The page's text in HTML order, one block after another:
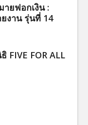
ายฟอกเงิน :
งาน รุ่นที่ 14
FIVE FOR ALL